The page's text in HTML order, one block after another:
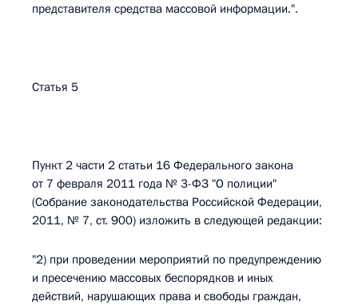
представителя средства массовой информации.".
Статья 5
Пункт 2 части 2 статьи 16 Федерального закона
от 7 февраля 2011 года № 3-ФЗ "О полиции"
(Собрание законодательства Российской Федерации,
2011, № 7, ст. 900) изложить в следующей редакции:
"2) при проведении мероприятий по предупреждению
и пресечению массовых беспорядков и иных
действий, нарушающих права и свободы граждан,